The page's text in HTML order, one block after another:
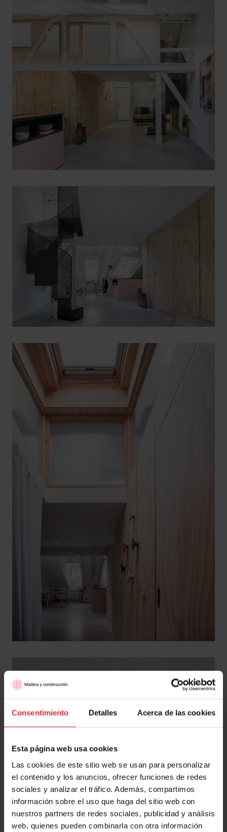
Consentimiento Detalles Acerca de las cookies
Esta página web usa cookies
Las cookies de este sitio web se usan para personalizar
el contenido y los anuncios, ofrecer funciones de redes
sociales y analizar el tráfico. Además, compartimos
información sobre el uso que haga del sitio web con
nuestros partners de redes sociales, publicidad y análisis
web, quienes pueden combinarla con otra información